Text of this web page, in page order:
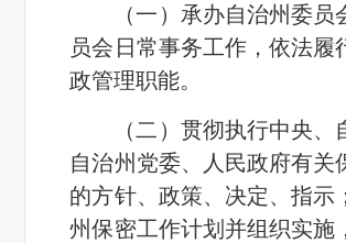
（一）承办自治州委员
员会日常事务工作，依法履
政管理职能。
（二）贯彻执行中央、
自治州党委、人民政府有关
的方针、政策、决定、指示
州保密工作计划并组织实施